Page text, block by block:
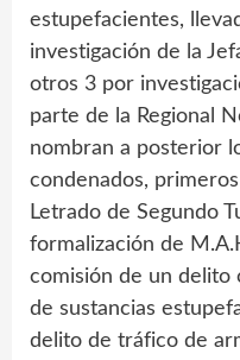
estupefacientes,
investigación de la
otros 3 por
parte de la Regional
nombran a posterior
condenados,
Letrado de Segundo
formalización de
comisión de un delito
de sustancias
delito de tráfico de